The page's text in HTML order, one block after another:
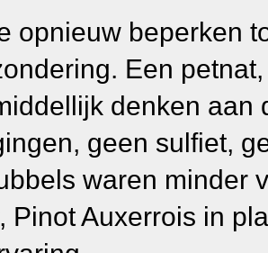
opnieuw beperken
Een
denken aan
geen sulfiet,
waren minder
Pinot Auxerrois in